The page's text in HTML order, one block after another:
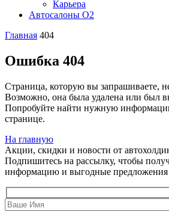
Карьера
Автосалоны O2
Главная 404
Ошибка 404
Страница, которую вы запрашиваете,
Возможно, она была удалена или был
Попробуйте найти нужную
странице.
На главную
Акции, скидки и новости от
Подпишитесь на рассылку, чтобы
информацию и выгодные предложения